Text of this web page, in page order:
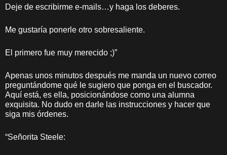
Deje de escribirme e-mails…y haga los deberes.
Me gustaría ponerle otro sobresaliente.
El primero fue muy merecido ;)”
Apenas unos minutos después me manda un nuevo correo
preguntándome qué le sugiero que ponga en el buscador.
Aquí está, es ella, posicionándose como una alumna
exquisita. No dudo en darle las instrucciones y hacer que
siga mis órdenes.
“Señorita Steele: